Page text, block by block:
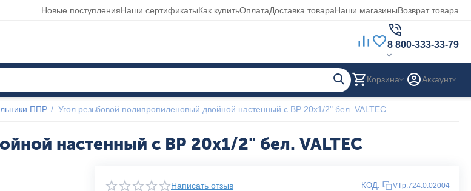
Новые поступленияНаши сертификатыКак купитьОплатаДоставка товараНаши магазиныВозврат товара
8 800-333-33-79
Корзина Аккаунт
ППР / Угол резьбовой полипропиленовый двойной настенный с ВР 20х1/2" бел. VALTEC
настенный с ВР 20х1/2" бел. VALTEC
Написать отзыв КОД: VTp.724.0.02004